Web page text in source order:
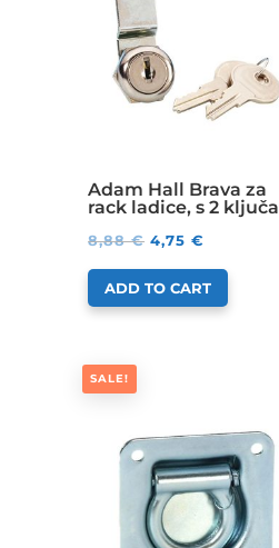
Adam Hall Brava za
rack ladice, s 2 ključa
8,88€ 4,75€
ADD TO CART
SALE!